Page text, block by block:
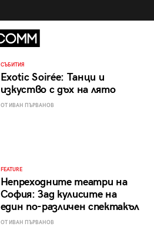
СЪБИТИЯ
Exotic Soirée: Танци и
изкуство с дъх на лято
ОТ ИВАН ПЪРВАНОВ
FEATURE
Непреходните театри на
София: Зад кулисите на
един по-различен спектакъл
ОТ ИВАН ПЪРВАНОВ